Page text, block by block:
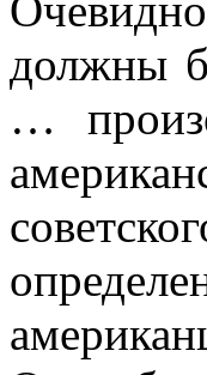
должны
…